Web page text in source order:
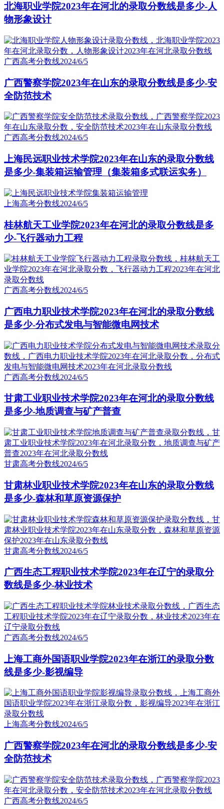
北海职业学院2023年在河北的录取分数线是多少-人
物形象设计
广西高考分数线2024/6/5
广西警察学院2023年在山东的录取分数线是多少-安
全防范技术
广西高考分数线2024/6/5
上海民远职业技术学院2023年在山东的录取分数线
是多少-集装箱运输管理（集装箱多式联运实务）
上海高考分数线2024/6/5
桂林航天工业学院2023年在河北的录取分数线是多
少-飞行器动力工程
广西高考分数线2024/6/5
广西电力职业技术学院2023年在河北的录取分数线
是多少-分布式发电与智能微电网技术
广西高考分数线2024/6/5
甘肃工业职业技术学院2023年在河北的录取分数线
是多少-地质调查与矿产普查
甘肃高考分数线2024/6/5
甘肃林业职业技术学院2023年在山东的录取分数线
是多少-森林和草原资源保护
甘肃高考分数线2024/6/5
广西生态工程职业技术学院2023年在辽宁的录取分
数线是多少-林业技术
广西高考分数线2024/6/5
上海工商外国语职业学院2023年在浙江的录取分数
线是多少-影视编导
上海高考分数线2024/6/5
广西警察学院2023年在河北的录取分数线是多少-安
全防范技术
广西高考分数线2024/6/5